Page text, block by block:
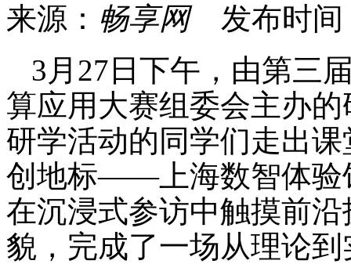
来源： 畅享网发布时间
3月27日下午，由第三
算应用大赛组委会主办
研学活动的同学们走出
创地标——上海数智体验
在沉浸式参访中触摸前
貌，完成了一场从理论